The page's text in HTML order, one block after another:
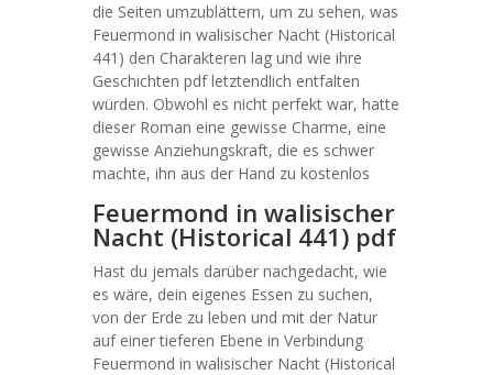
die Seiten umzublättern, um zu sehen, was
Feuermond in walisischer Nacht (Historical
441) den Charakteren lag und wie ihre
Geschichten pdf letztendlich entfalten
würden. Obwohl es nicht perfekt war, hatte
dieser Roman eine gewisse Charme, eine
gewisse Anziehungskraft, die es schwer
machte, ihn aus der Hand zu kostenlos
Feuermond in walisischer
Nacht (Historical 441) pdf
Hast du jemals darüber nachgedacht, wie
es wäre, dein eigenes Essen zu suchen,
von der Erde zu leben und mit der Natur
auf einer tieferen Ebene in Verbindung
Feuermond in walisischer Nacht (Historical